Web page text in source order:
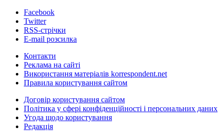
Facebook
Twitter
RSS-стрічки
E-mail розсилка
Контакти
Реклама на сайті
Використання матеріалів korrespondent.net
Правила користування сайтом
Договір користування сайтом
Політика у сфері конфіденційності і персональних даних
Угода щодо користування
Редакція